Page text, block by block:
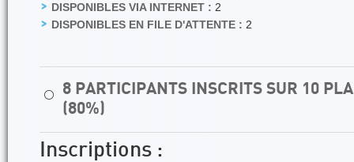
DISPONIBLES VIA INTERNET : 2
DISPONIBLES EN FILE D'ATTENTE : 2
⚪
8 PARTICIPANTS INSCRITS SUR 10
(80%)
Inscriptions :